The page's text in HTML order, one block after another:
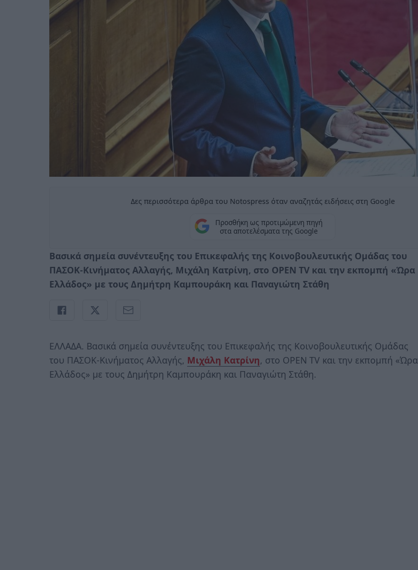
Δες περισσότερα άρθρα του Notospress όταν αναζητάς ειδήσεις στη Google
Προσθήκη ως προτιμώμενη πηγή
στα αποτελέσματα της Google
Βασικά σημεία συνέντευξης του Επικεφαλής της Κοινοβουλευτικής Ομάδας του
ΠΑΣΟΚ-Κινήματος Αλλαγής, Μιχάλη Κατρίνη, στο ΟPEN TV και την εκπομπή «Ώρα
Ελλάδος» με τους Δημήτρη Καμπουράκη και Παναγιώτη Στάθη
ΕΛΛΑΔΑ. Βασικά σημεία συνέντευξης του Επικεφαλής της Κοινοβουλευτικής Ομάδας
του ΠΑΣΟΚ-Κινήματος Αλλαγής, Μιχάλη Κατρίνη, στο ΟPEN TV και την εκπομπή «Ώρα
Ελλάδος» με τους Δημήτρη Καμπουράκη και Παναγιώτη Στάθη.